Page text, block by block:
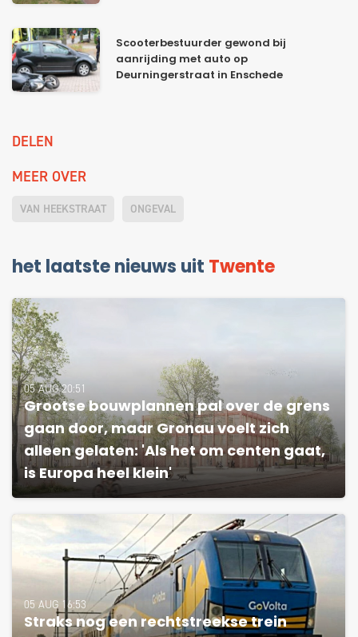
Scooterbestuurder gewond bij
aanrijding met auto op
Deurningerstraat in Enschede
DELEN
MEER OVER
VAN HEEKSTRAAT ONGEVAL
het laatste nieuws uit Twente
05 AUG 20:51
Grootse bouwplannen pal over de grens
gaan door, maar Gronau voelt zich
alleen gelaten: 'Als het om centen gaat,
is Europa heel klein'
05 AUG 16:53
Straks nog een rechtstreekse trein